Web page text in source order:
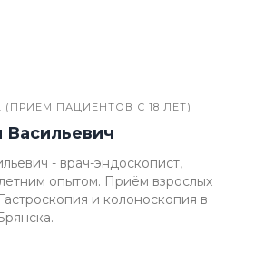
(ПРИЕМ ПАЦИЕНТОВ С 18 ЛЕТ)
Васильевич
- врач-эндоскопист,
опытом. Приём взрослых
и колоноскопия в